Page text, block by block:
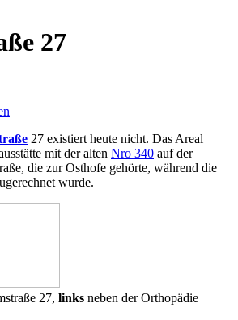
27
27 existiert heute nicht. Das Areal
mit der alten Nro 340 auf der
die zur Osthofe gehörte, während die
wurde.
27, links neben der Orthopädie